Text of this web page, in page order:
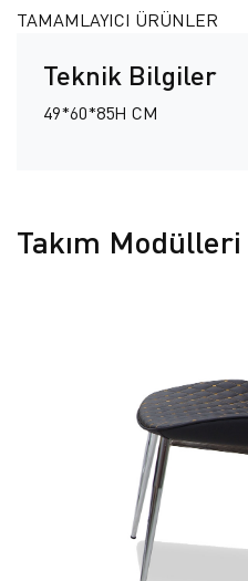
TAMAMLAYICI ÜRÜNLER
Teknik Bilgiler
49*60*85H CM
Takım Modülleri